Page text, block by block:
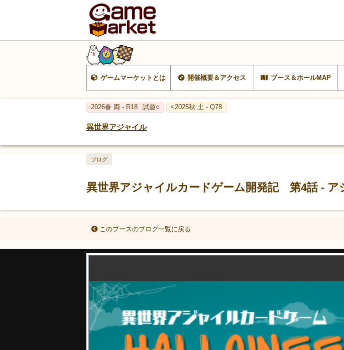
ゲームマーケットとは 開催概要＆アクセス ブース＆ホールMAP
2026春 両 - R18 試遊○ <2025秋 土 - Q78
異世界アジャイル
異世界アジャイルカードゲーム開発記 第4話 - ア
ブログ
このブースのブログ一覧に戻る